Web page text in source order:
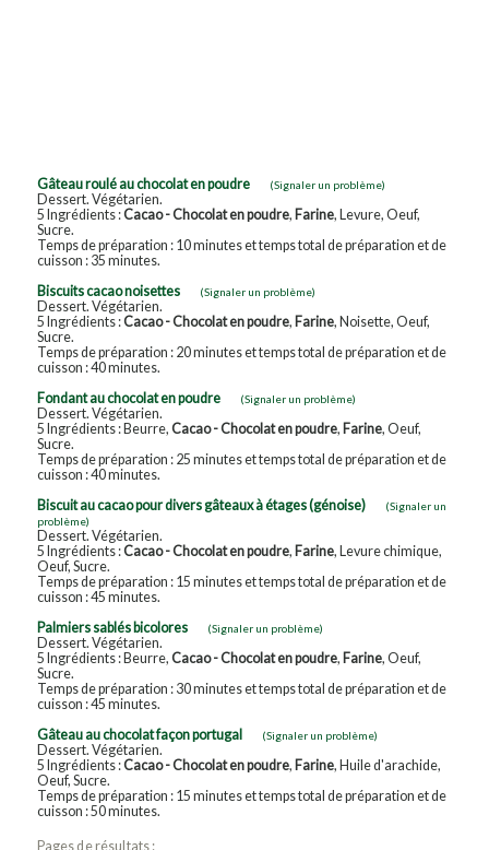
Gâteau roulé au chocolat en poudre (Signaler un problème)
Dessert. Végétarien.
5 Ingrédients :Cacao - Chocolat en poudre, Farine, Levure, Oeuf,
Sucre.
Temps de préparation : 10 minutes et temps total de préparation et de
cuisson : 35 minutes.
Biscuits cacao noisettes
(Signaler un problème)
Dessert. Végétarien.
5 Ingrédients :Cacao - Chocolat en poudre, Farine, Noisette, Oeuf,
Sucre.
Temps de préparation : 20 minutes et temps total de préparation et de
cuisson : 40 minutes.
Fondant au chocolat en poudre
(Signaler un problème)
Dessert. Végétarien.
5 Ingrédients : Beurre, Cacao - Chocolat en poudre, Farine, Oeuf,
Sucre.
Temps de préparation : 25 minutes et temps total de préparation et de
cuisson : 40 minutes.
Biscuit au cacao pour divers gâteaux à étages (génoise)
(Signaler un
problème)
Dessert. Végétarien.
5 Ingrédients :Cacao - Chocolat en poudre, Farine, Levure chimique,
Oeuf, Sucre.
Temps de préparation : 15 minutes et temps total de préparation et de
cuisson : 45 minutes.
Palmiers sablés bicolores
(Signaler un problème)
Dessert. Végétarien.
5 Ingrédients : Beurre, Cacao - Chocolat en poudre, Farine, Oeuf,
Sucre.
Temps de préparation : 30 minutes et temps total de préparation et de
cuisson : 45 minutes.
Gâteau au chocolat façon portugal
(Signaler un problème)
Dessert. Végétarien.
5 Ingrédients :Cacao - Chocolat en poudre, Farine, Huile d'arachide,
Oeuf, Sucre.
Temps de préparation : 15 minutes et temps total de préparation et de
cuisson : 50 minutes.
Pages de résultats :